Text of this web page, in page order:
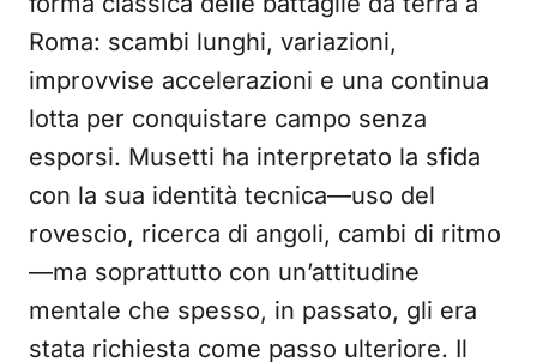
Roma: scambi lunghi, variazioni,
improvvise accelerazioni e una continua
lotta per conquistare campo senza
esporsi. Musetti ha interpretato la sfida
con la sua identità tecnica—uso del
rovescio, ricerca di angoli, cambi di ritmo
—ma soprattutto con un’attitudine
mentale che spesso, in passato, gli era
stata richiesta come passo ulteriore. Il